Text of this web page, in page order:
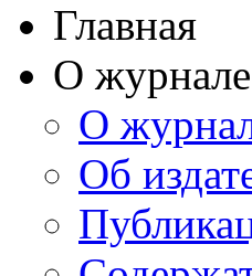
Главная
О журнале
О
Об